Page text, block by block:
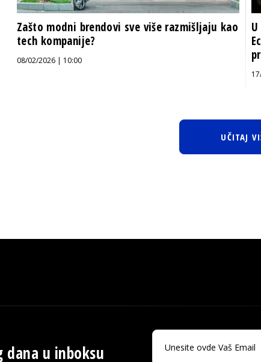
Zašto modni brendovi sve više razmišljaju kao
tech kompanije?
08/02/2026 | 10:00
UČITAJ
dana u inboksu